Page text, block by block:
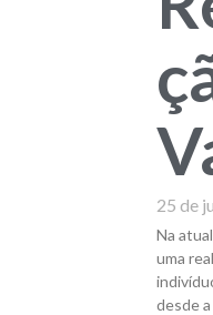
25 de
Na
uma
desde